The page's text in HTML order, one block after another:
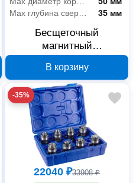
Max глубина сверления
35 мм
Бесщеточный
магнитный
HEDEN DM-50X 510-
018, 1750 Вт
В корзину
-35%
22040 ₽33908 ₽